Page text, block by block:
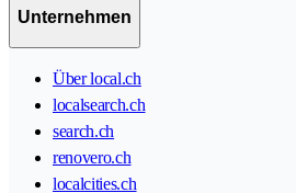
Unternehmen
Über local.ch
localsearch.ch
search.ch
renovero.ch
localcities.ch